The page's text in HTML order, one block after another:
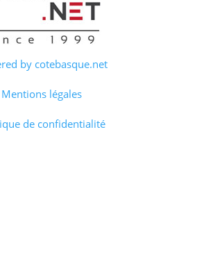
by cotebasque.net
Mentions légales
de confidentialité